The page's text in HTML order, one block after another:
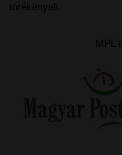
törékenyek.
MPL